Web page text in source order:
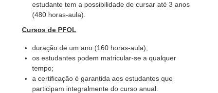
estudante tem a possibilidade de cursar até 3 anos
(480 horas-aula).
Cursos de PFOL
duração de um ano (160 horas-aula);
os estudantes podem matricular-se a qualquer
tempo;
a certificação é garantida aos estudantes que
participam integralmente do curso anual.